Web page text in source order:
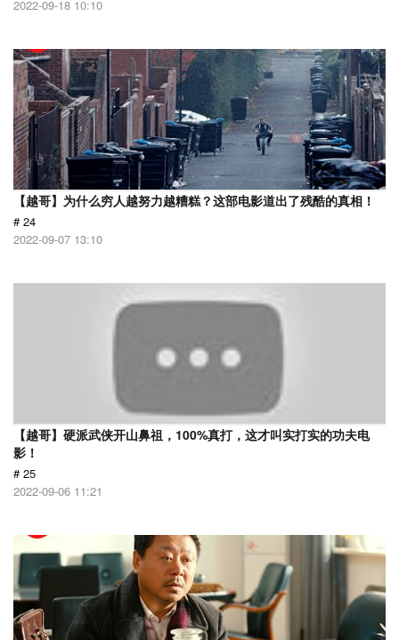
2022-09-18 10:10
【越哥】为什么穷人越努力越糟糕？这部电影道出了残酷的真相！
# 24
2022-09-07 13:10
【越哥】硬派武侠开山鼻祖，100%真打，这才叫实打实的功夫电
影！
# 25
2022-09-06 11:21